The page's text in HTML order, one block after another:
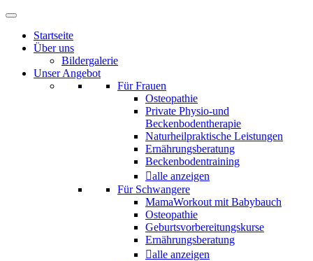
Startseite
Über uns
Bildergalerie
Unser Angebot
Für Frauen
Osteopathie
Private Physio-und
Beckenbodentherapie
Naturheilpraktische Leistungen
Ernährungsberatung
Beckenbodentraining
alle anzeigen
Für Schwangere
MamaWorkout mit Babybauch
Osteopathie
Geburtsvorbereitungskurse
Ernährungsberatung
alle anzeigen